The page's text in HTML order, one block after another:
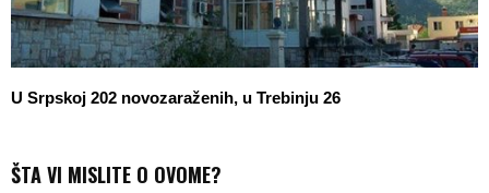
U Srpskoj 202 novozaraženih, u Trebinju 26
ŠTA VI MISLITE O OVOME?